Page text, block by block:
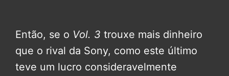
Então, se o Vol. 3 trouxe mais dinheiro
que o rival da Sony, como este último
teve um lucro consideravelmente